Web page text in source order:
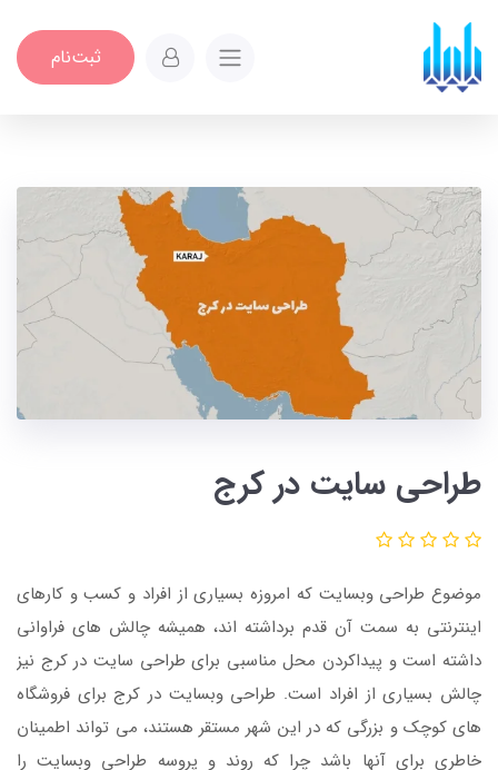
ثبت‌نام
طراحی سایت در کرج
موضوع طراحی وبسایت که امروزه بسیاری از افراد و کسب و کارهای
اینترنتی به سمت آن قدم برداشته اند، همیشه چالش های فراوانی
داشته است و پیداکردن محل مناسبی برای طراحی سایت در کرج نیز
چالش بسیاری از افراد است. طراحی وبسایت در کرج برای فروشگاه
های کوچک و بزرگی که در این شهر مستقر هستند، می تواند اطمینان
خاطری برای آنها باشد چرا که روند و پروسه طراحی وبسایت را